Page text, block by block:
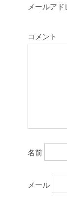
メールア
コメント
名前
メール